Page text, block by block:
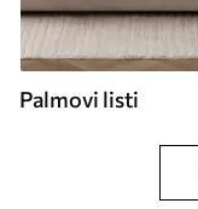
Palmovi listi